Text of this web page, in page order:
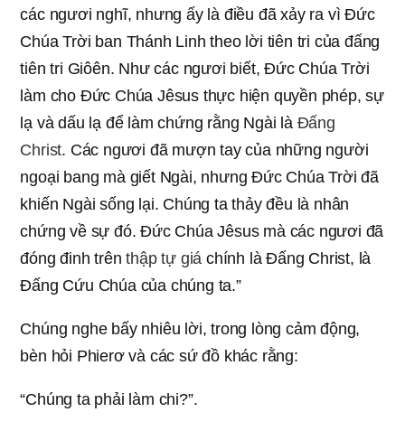
các ngươi nghĩ, nhưng ấy là điều đã xảy ra vì Đức
Chúa Trời ban Thánh Linh theo lời tiên tri của đấng
tiên tri Giôên. Như các ngươi biết, Đức Chúa Trời
làm cho Đức Chúa Jêsus thực hiện quyền phép, sự
lạ và dấu lạ để làm chứng rằng Ngài là Đấng
Christ. Các ngươi đã mượn tay của những người
ngoại bang mà giết Ngài, nhưng Đức Chúa Trời đã
khiến Ngài sống lại. Chúng ta thảy đều là nhân
chứng về sự đó. Đức Chúa Jêsus mà các ngươi đã
đóng đinh trênthập tự giá chính là Đấng Christ, là
Đấng Cứu Chúa của chúng ta.”
Chúng nghe bấy nhiêu lời, trong lòng cảm động,
bèn hỏi Phierơ và các sứ đồ khác rằng:
“Chúng ta phải làm chi?”.